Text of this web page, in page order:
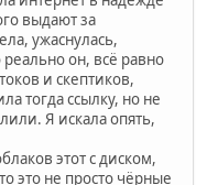
выдают за
ужаснулась,
реально он, всё равно
и скептиков,
тогда ссылку, но не
Я искала опять,
этот с диском,
это не просто чёрные